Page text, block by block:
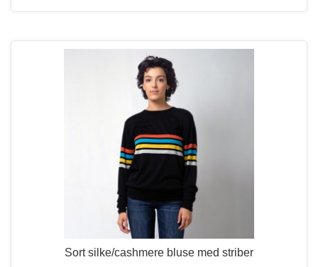
Sort silke/cashmere bluse med striber